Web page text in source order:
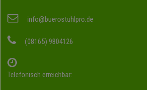
info@buerostuhlpro.de
(08165) 9804126
Telefonisch erreichbar: